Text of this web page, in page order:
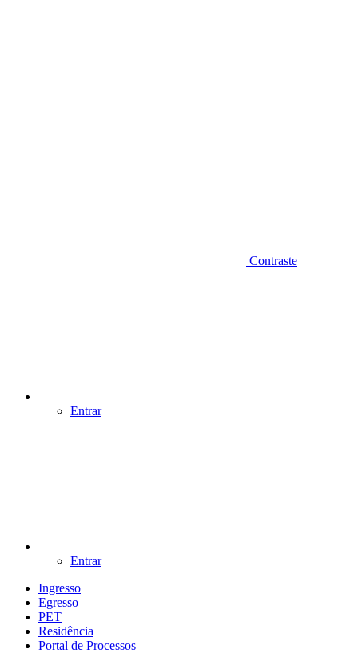
Contraste
Entrar
Entrar
Ingresso
Egresso
PET
Residência
Portal de Processos